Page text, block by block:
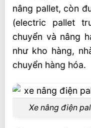
nâng pallet, còn
(electric pallet
chuyển và nâng
như kho hàng,
chuyển hàng hóa.
Xe nâng điện